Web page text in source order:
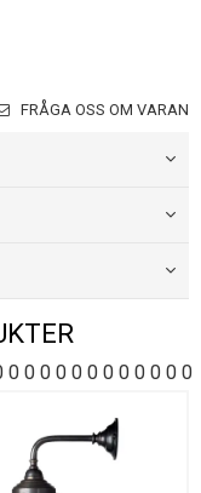
FRÅGA OSS OM VARAN
0 0 0 0 0 0 0 0 0 0 0 0